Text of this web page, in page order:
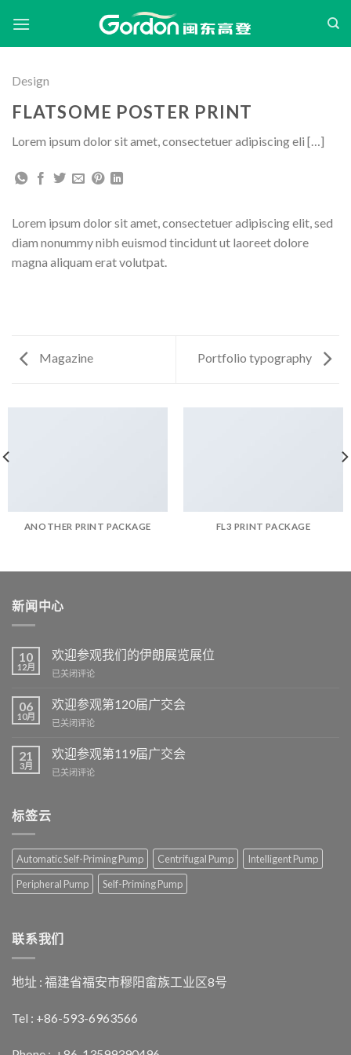
内
Design
FLATSOME POSTER PRINT
Lorem ipsum dolor sit amet, consectetuer adipiscing eli […]
Lorem ipsum dolor sit amet, consectetuer adipiscing elit, sed
diam nonummy nibh euismod tincidunt ut laoreet dolore
magna aliquam erat volutpat.
Magazine Portfolio typography
ANOTHER PRINT PACKAGE FL3 PRINT PACKAGE
新闻中心
10
12月
欢迎参观我们的伊朗展览展位
欢
参
观
我
的
朗
已关闭评论
06
10月
欢迎参观第120届广交会
欢
参
观
第
已关闭评论
21
3月
欢迎参观第119届广交会
欢
届
广
交
会
已关闭评论
标签云
Automatic Self-Priming Pump Centrifugal Pump
Intelligent Pump
Peripheral Pump
Self-Priming Pump
联系我们
地址 : 福建省福安市穆阳畲族工业区8号
Tel : +86-593-6963566